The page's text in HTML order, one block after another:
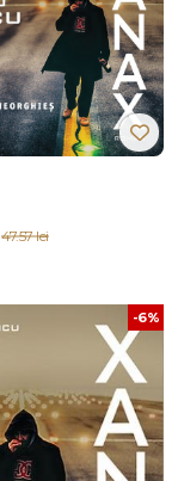
47.57 lei
-6%